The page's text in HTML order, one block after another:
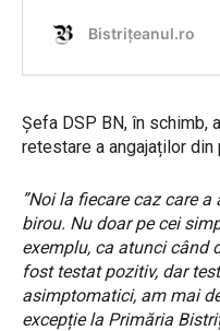
Șefa DSP BN, în schimb,
retestare a angajaților din
”Noi la fiecare caz care
birou. Nu doar pe cei
exemplu, ca atunci când
fost testat pozitiv, dar
asimptomatici, am mai
excepție la Primăria